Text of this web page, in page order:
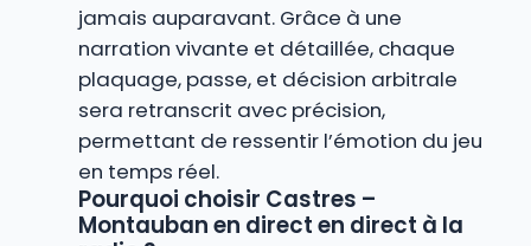
jamais auparavant. Grâce à une
narration vivante et détaillée, chaque
plaquage, passe, et décision arbitrale
sera retranscrit avec précision,
permettant de ressentir l’émotion du jeu
en temps réel.
Pourquoi choisir Castres –
Montauban en direct en direct à la